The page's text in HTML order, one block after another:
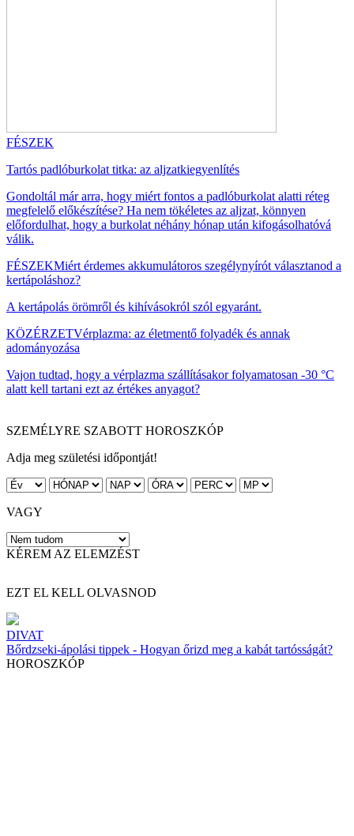
FÉSZEK
Tartós padlóburkolat titka: az aljzatkiegyenlítés
Gondoltál már arra, hogy miért fontos a padlóburkolat alatti réteg
megfelelő előkészítése? Ha nem tökéletes az aljzat, könnyen
előfordulhat, hogy a burkolat néhány hónap után kifogásolhatóvá
válik.
FÉSZEKMiért érdemes akkumulátoros szegélynyírót választanod a
kertápoláshoz?
A kertápolás örömről és kihívásokról szól egyaránt.
KÖZÉRZETVérplazma: az életmentő folyadék és annak
adományozása
Vajon tudtad, hogy a vérplazma szállításakor folyamatosan -30 °C
alatt kell tartani ezt az értékes anyagot?
SZEMÉLYRE SZABOTT HOROSZKÓP
Adja meg születési időpontját!
VAGY
KÉREM AZ ELEMZÉST
EZT EL KELL OLVASNOD
DIVAT
Bőrdzseki-ápolási tippek - Hogyan őrizd meg a kabát tartósságát?
HOROSZKÓP